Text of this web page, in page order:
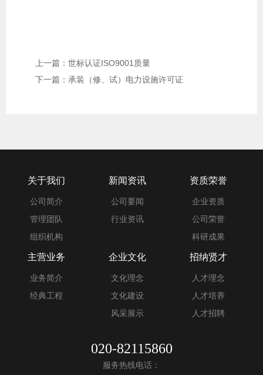
上一篇：世标认证ISO9001质量
下一篇：承装（修、试）电力设施许可证
关于我们
公司简介
管理团队
组织机构
新闻资讯
公司要闻
行业资讯
资质荣誉
企业资质
公司荣誉
科研成果
主营业务
业务简介
经典工程
企业文化
文化理念
文化建设
风采展示
招纳贤才
人才理念
人才培养
人才招聘
020-82115860
服务热线电话：